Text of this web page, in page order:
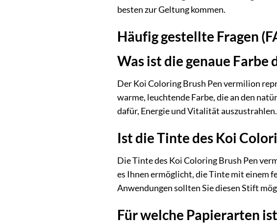
besten zur Geltung kommen.
Häufig gestellte Fragen
Was ist die genaue Farbe
Der Koi Coloring Brush Pen vermilion
warme, leuchtende Farbe, die an den
dafür, Energie und Vitalität auszustrahlen.
Ist die Tinte des Koi
Die Tinte des Koi Coloring Brush Pen
es Ihnen ermöglicht, die Tinte mit einem
Anwendungen sollten Sie diesen Stift
Für welche Papierarten